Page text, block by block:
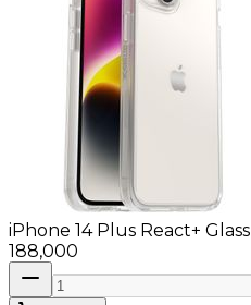
iPhone 14 Plus React+ Glass
188,000